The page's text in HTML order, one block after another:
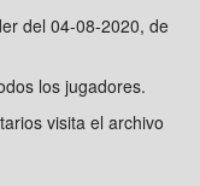
del 04-08-2020, de
los jugadores.
visita el archivo